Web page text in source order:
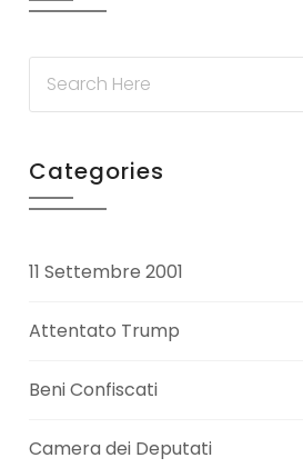
Categories
11 Settembre 2001
Attentato Trump
Beni Confiscati
Camera dei Deputati